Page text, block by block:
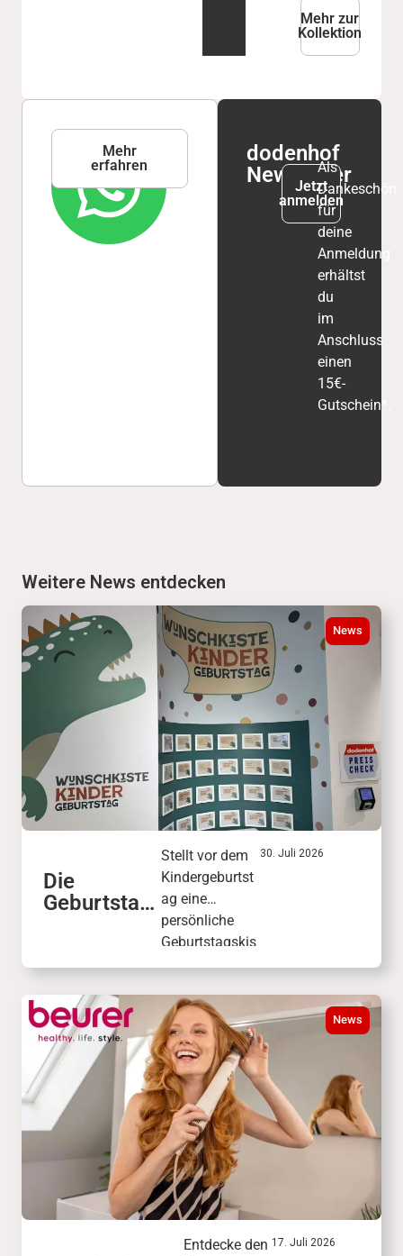
Mehr zur
Kollektion
WhatsApp
Service
Mehr
erfahren
dodenhof
Newsletter
Jetzt
anmelden
Als
Dankeschön
für
deine
Anmeldung
erhältst
du
im
Anschluss
einen
15€-
Gutschein*.
Weitere News entdecken
News
Die
Geburtstag
KinderWelt
Stellt vor dem
Kindergeburtst
ag eine
persönliche
Geburtstagskis
te mit
nken
zusammen.
Freunde und
Familie wählen
daraus das
passende
Geschenk.
30. Juli 2026
News
Entdecke den 17. Juli 2026